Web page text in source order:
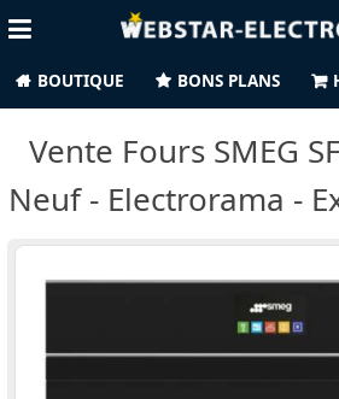
BOUTIQUE BONS PLANS
Vente Fours SMEG
Neuf - Electrorama -